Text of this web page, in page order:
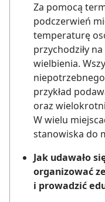
Za pomocą
podczerwień
temperaturę
przychodziły
wielbienia.
przykład
oraz
W wielu
stanowiska do
Jak udawało
organizować
i prowadzić